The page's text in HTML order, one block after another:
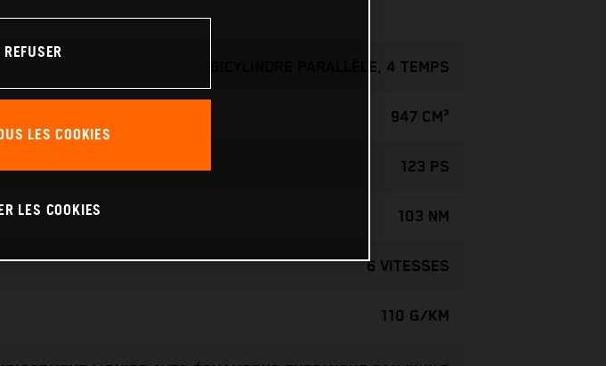
BICYLINDRE PARALLÈLE, 4 TEMPS
947 CM³
123 PS
103 NM
6 VITESSES
110 G/KM
LES COOKIES
LES COOKIES